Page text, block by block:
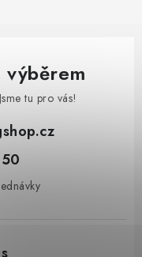
výběrem
tu pro vás!